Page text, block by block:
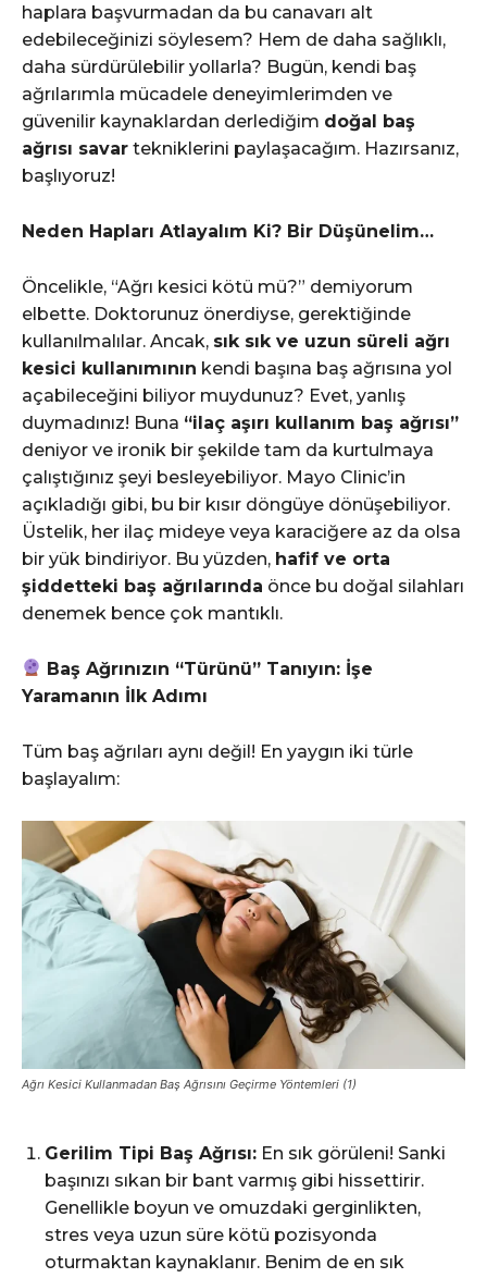
haplara başvurmadan da bu canavarı alt
edebileceğinizi söylesem? Hem de daha sağlıklı,
daha sürdürülebilir yollarla? Bugün, kendi baş
ağrılarımla mücadele deneyimlerimden ve
güvenilir kaynaklardan derlediğim doğal baş
ağrısı savar tekniklerini paylaşacağım. Hazırsanız,
başlıyoruz!
Neden Hapları Atlayalım Ki? Bir Düşünelim…
Öncelikle, “Ağrı kesici kötü mü?” demiyorum
elbette. Doktorunuz önerdiyse, gerektiğinde
kullanılmalılar. Ancak, sık sık ve uzun süreli ağrı
kesici kullanımının kendi başına baş ağrısına yol
açabileceğini biliyor muydunuz? Evet, yanlış
duymadınız! Buna “ilaç aşırı kullanım baş ağrısı”
deniyor ve ironik bir şekilde tam da kurtulmaya
çalıştığınız şeyi besleyebiliyor. Mayo Clinic’in
açıkladığı gibi, bu bir kısır döngüye dönüşebiliyor.
Üstelik, her ilaç mideye veya karaciğere az da olsa
bir yük bindiriyor. Bu yüzden, hafif ve orta
şiddetteki baş ağrılarında önce bu doğal silahları
denemek bence çok mantıklı.
Baş Ağrınızın “Türünü” Tanıyın: İşe
Yaramanın İlk Adımı
Tüm baş ağrıları aynı değil! En yaygın iki türle
başlayalım:
Ağrı Kesici Kullanmadan Baş Ağrısını Geçirme Yöntemleri (1)
Gerilim Tipi Baş Ağrısı: En sık görüleni! Sanki
başınızı sıkan bir bant varmış gibi hissettirir.
Genellikle boyun ve omuzdaki gerginlikten,
stres veya uzun süre kötü pozisyonda
oturmaktan kaynaklanır. Benim de en sık